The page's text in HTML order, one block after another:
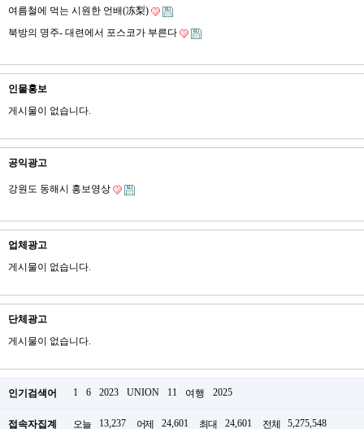
여름철에 먹는 시원한 언배(冻梨)
북방의 명주- 대련에서 포스코가 부른다
인물홍보
게시물이 없습니다.
공익광고
강원도 동해시 홍보영상
업체광고
게시물이 없습니다.
단체광고
게시물이 없습니다.
인기검색어 1 6 2023 UNION 11 여행 2025
접속자집계 오늘 13,237 어제 24,601 최대 24,601 전체 5,275,548